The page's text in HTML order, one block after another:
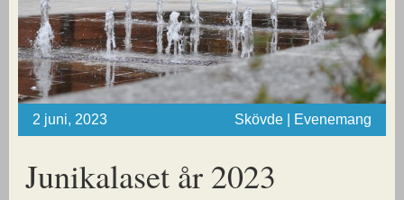
2 juni, 2023 Skövde | Evenemang
Junikalaset år 2023